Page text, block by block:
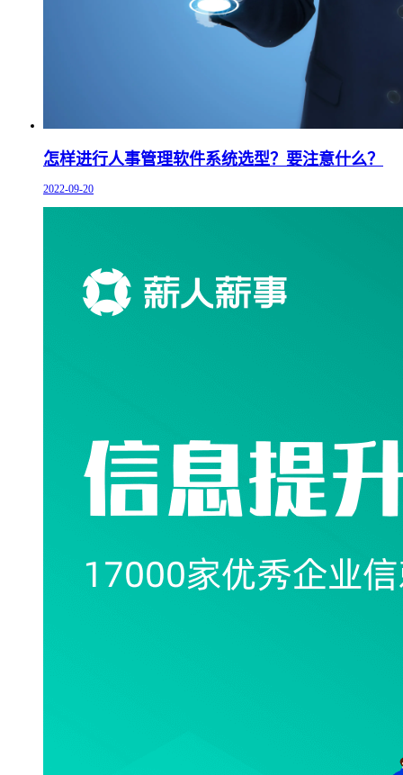
怎样进行人事管理软件系统选型？要注意什么？
2022-09-20